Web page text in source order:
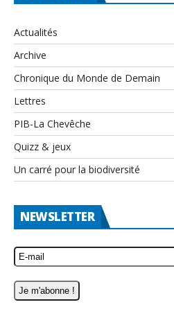
Actualités
Archive
Chronique du Monde de Demain
Lettres
PIB-La Chevêche
Quizz & jeux
Un carré pour la biodiversité
NEWSLETTER